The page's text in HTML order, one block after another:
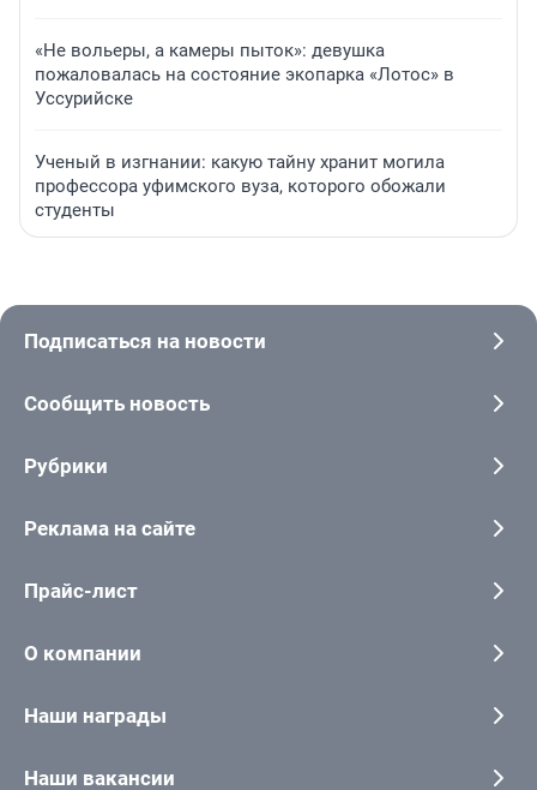
«Не вольеры, а камеры пыток»: девушка
пожаловалась на состояние экопарка «Лотос» в
Уссурийске
Ученый в изгнании: какую тайну хранит могила
профессора уфимского вуза, которого обожали
студенты
Подписаться на новости
Сообщить новость
Рубрики
Реклама на сайте
Прайс-лист
О компании
Наши награды
Наши вакансии